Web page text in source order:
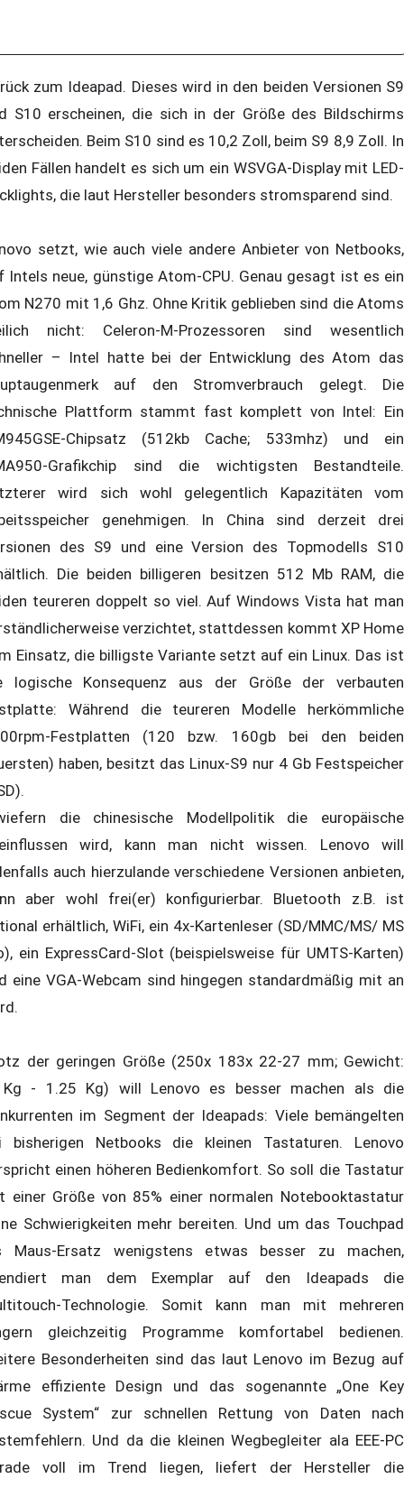
zum Ideapad. Dieses wird in den beiden Versionen S9
S10 erscheinen, die sich in der Größe des Bildschirms
Beim S10 sind es 10,2 Zoll, beim S9 8,9 Zoll. In
Fällen handelt es sich um ein WSVGA-Display mit LED-
die laut Hersteller besonders stromsparend sind.
setzt, wie auch viele andere Anbieter von Netbooks,
Intels neue, günstige Atom-CPU. Genau gesagt ist es ein
N270 mit 1,6 Ghz. Ohne Kritik geblieben sind die Atoms
nicht: Celeron-M-Prozessoren sind wesentlich
– Intel hatte bei der Entwicklung des Atom das
auf den Stromverbrauch gelegt. Die
Plattform stammt fast komplett von Intel: Ein
Chipsatz (512kb Cache; 533mhz) und ein
Grafikchip sind die wichtigsten Bestandteile.
wird sich wohl gelegentlich Kapazitäten vom
genehmigen. In China sind derzeit drei
des S9 und eine Version des Topmodells S10
Die beiden billigeren besitzen 512 Mb RAM, die
teureren doppelt so viel. Auf Windows Vista hat man
verzichtet, stattdessen kommt XP Home
Einsatz, die billigste Variante setzt auf ein Linux. Das ist
logische Konsequenz aus der Größe der verbauten
Während die teureren Modelle herkömmliche
Festplatten (120 bzw. 160gb bei den beiden
haben, besitzt das Linux-S9 nur 4 Gb Festspeicher
die chinesische Modellpolitik die europäische
wird, kann man nicht wissen. Lenovo will
auch hierzulande verschiedene Versionen anbieten,
aber wohl frei(er) konfigurierbar. Bluetooth z.B. ist
erhältlich, WiFi, ein 4x-Kartenleser (SD/MMC/MS/ MS
ein ExpressCard-Slot (beispielsweise für UMTS-Karten)
eine VGA-Webcam sind hingegen standardmäßig mit an
der geringen Größe (250x 183x 22-27 mm; Gewicht:
- 1.25 Kg) will Lenovo es besser machen als die
im Segment der Ideapads: Viele bemängelten
bisherigen Netbooks die kleinen Tastaturen. Lenovo
einen höheren Bedienkomfort. So soll die Tastatur
einer Größe von 85% einer normalen Notebooktastatur
Schwierigkeiten mehr bereiten. Und um das Touchpad
Maus-Ersatz wenigstens etwas besser zu machen,
man dem Exemplar auf den Ideapads die
Technologie. Somit kann man mit mehreren
gleichzeitig Programme komfortabel bedienen.
Besonderheiten sind das laut Lenovo im Bezug auf
effiziente Design und das sogenannte „One Key
System“ zur schnellen Rettung von Daten nach
Und da die kleinen Wegbegleiter ala EEE-PC
voll im Trend liegen, liefert der Hersteller die